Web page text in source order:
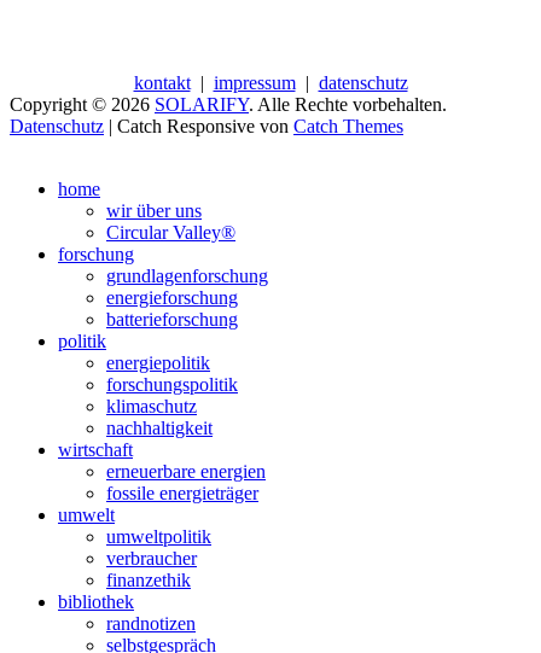
kontakt| impressum| datenschutz
Copyright © 2026 SOLARIFY. Alle Rechte vorbehalten.
Datenschutz | Catch Responsive von Catch Themes
oben
scrollen
home
wir über uns
Circular Valley®
forschung
grundlagenforschung
energieforschung
batterieforschung
politik
energiepolitik
forschungspolitik
klimaschutz
nachhaltigkeit
wirtschaft
erneuerbare energien
fossile energieträger
umwelt
umweltpolitik
verbraucher
finanzethik
bibliothek
randnotizen
selbstgespräch